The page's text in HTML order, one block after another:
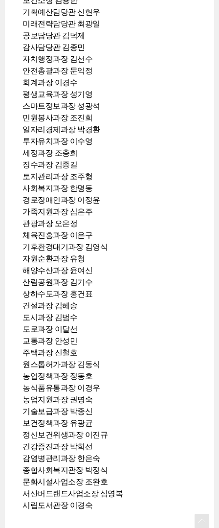
기획예산담당관 신현우
미래전략담당관 최광일
공보담당관 김덕제
감사담당관 김종민
자치행정과장 김선수
안전총괄과장 문익정
회계과장 이경수
평생교육과장 성기영
스마트정보과장 성광석
민원봉사과장 조진희
일자리경제과장 박경환
투자유치과장 이수영
세정과장 조충희
징수과장 김종길
토지관리과장 조주형
사회복지과장 한명동
경로장애인과장 이정윤
가족지원과장 심은주
관광과장 오은정
체육진흥과장 이은구
기후환경대기과장 김영식
자원순환과장 유청
해양수산과장 윤여신
산림공원과장 김기수
상하수도과장 홍건표
건설과장 김혜송
도시과장 김범수
도로과장 이달선
교통과장 안성민
주택과장 신철호
원스톱허가과장 김동식
농업정책과장 정동호
농식품유통과장 이경우
농업지원과장 권명숙
기술보급과장 박종신
보건정책과장 유광균
정신보건위생과장 이진규
건강증진과장 박희선
감염병관리과장 한은숙
종합사회복지관장 박정식
문화시설사업소장 조완호
서산버드랜드사업소장 심영복
시립도서관장 이경숙